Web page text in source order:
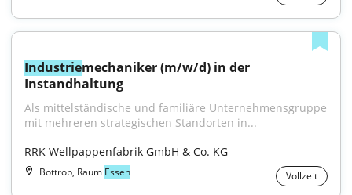
Industriemechaniker (m/w/d) in der
Instandhaltung
Als mittelständische und familiäre Unternehmensgruppe
mit mehreren strategischen Standorten in...
RRK Wellpappenfabrik GmbH & Co. KG
Bottrop, Raum Essen Vollzeit